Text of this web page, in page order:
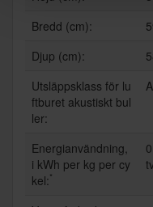
Bredd (cm):
Djup (cm):
Utsläppsklass för lu
ftburet akustiskt bul
ler:
A
Energianvändning,
i kWh per kg per cy
kel:*